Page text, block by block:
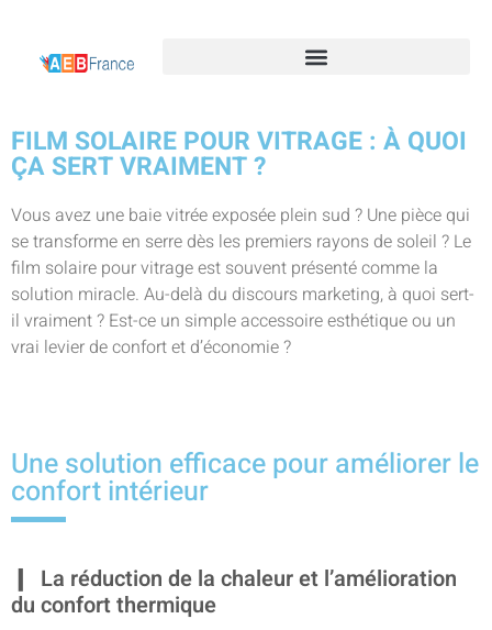
FILM SOLAIRE POUR VITRAGE : À QUOI
ÇA SERT VRAIMENT ?
Vous avez une baie vitrée exposée plein sud ? Une pièce qui
se transforme en serre dès les premiers rayons de soleil ? Le
film solaire pour vitrage est souvent présenté comme la
solution miracle. Au-delà du discours marketing, à quoi sert-
il vraiment ? Est-ce un simple accessoire esthétique ou un
vrai levier de confort et d’économie ?
Une solution efficace pour améliorer le
confort intérieur
La réduction de la chaleur et l’amélioration
du confort thermique